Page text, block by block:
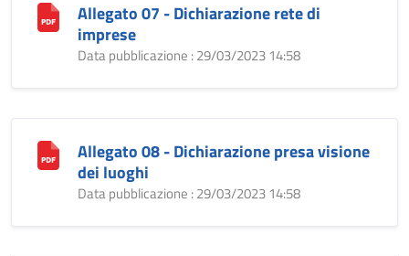
Allegato 07 - Dichiarazione rete di
imprese
Data pubblicazione : 29/03/2023 14:58
Allegato 08 - Dichiarazione presa visione
dei luoghi
Data pubblicazione : 29/03/2023 14:58